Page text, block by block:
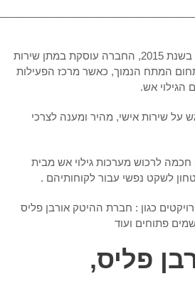
חברת מ.א מערכות נוסדה בשנת 2015, החברה עוסקת במתן שירות
המתח הנמוך, כאשר מרכז הפעילות
אש.
על שירות אישי, מהיר ומענה לצרכי
לרכוש מערכות גילוי אש מבית
כגון : חברת ההיטק אורבן פליס
פתוחים ועוד
פליס,